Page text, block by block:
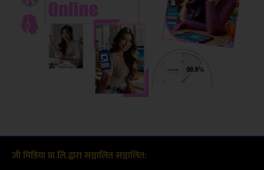
जी मिडिया प्रा.लि.द्वारा सञ्चालित सञ्चालित: